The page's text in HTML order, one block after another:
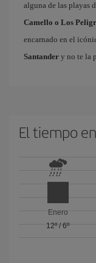
alguna de las playas
Camello o Los
encarnado en el
Santander y no te la
El tiempo
Enero
12º/6º